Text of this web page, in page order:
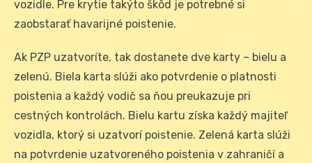
vozidle. Pre krytie takýto škôd je potrebné si
zaobstarať havarijné poistenie.
Ak PZP uzatvoríte, tak dostanete dve karty – bielu a
zelenú. Biela karta slúži ako potvrdenie o platnosti
poistenia a každý vodič sa ňou preukazuje pri
cestných kontrolách. Bielu kartu získa každý majiteľ
vozidla, ktorý si uzatvorí poistenie. Zelená karta slúži
na potvrdenie uzatvoreného poistenia v zahraničí a